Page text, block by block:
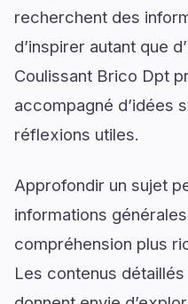
recherchent des
d’inspirer autant que
Coulissant Brico Dpt
accompagné d’idées
réflexions utiles.
Approfondir un sujet
informations
compréhension plus
Les contenus